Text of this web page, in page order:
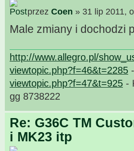
przez Coen » 31 lip 2011,
Male zmiany i dochodzi
http://www.allegro.pl/
viewtopic.php?f=46&t=2285
viewtopic.php?f=47&t=925 -
gg 8738222
Re: G36C TM
i MK23 itp